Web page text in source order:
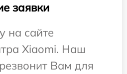
заявки
на сайте
Xiaomi. Наш
Вам для